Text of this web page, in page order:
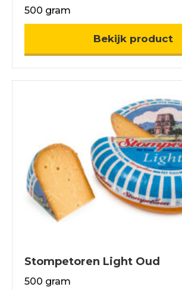
500 gram
Bekijk product
Stompetoren Light Oud
500 gram